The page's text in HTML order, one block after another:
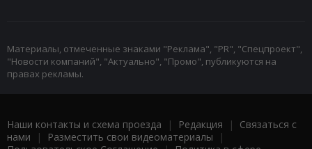
Материалы, отмеченные знаками "Реклама", "PR", "Спецпроект",
"Новости компаний", "Актуально", "Промо", публикуются на
правах рекламы.
Наши контакты и схема проезда | Редакция | Связаться с
нами | Разместить свои видеоматериалы |